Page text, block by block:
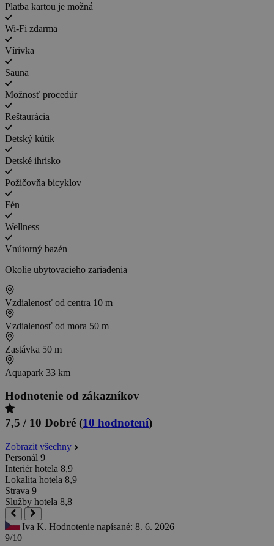
Platba kartou je možná
Wi-Fi zdarma
Vírivka
Sauna
Možnosť procedúr
Reštaurácia
Detský kútik
Detské ihrisko
Požičovňa bicyklov
Fén
Wellness
Vnútorný bazén
Okolie ubytovacieho zariadenia
Vzdialenosť od centra 10 m
Vzdialenosť od mora 50 m
Zastávka 50 m
Aquapark 33 km
Hodnotenie od zákazníkov
7,5 / 10 Dobré (10 hodnotení)
Zobrazit všechny
Personál 9
Interiér hotela 8,9
Lokalita hotela 8,9
Strava 9
Služby hotela 8,8
Iva K. Hodnotenie napísané: 8. 6. 2026
9/10